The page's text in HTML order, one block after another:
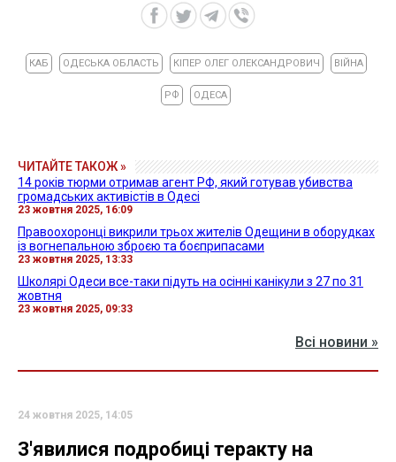
КАБ ОДЕСЬКА ОБЛАСТЬ КІПЕР ОЛЕГ ОЛЕКСАНДРОВИЧ ВІЙНА
РФ ОДЕСА
ЧИТАЙТЕ ТАКОЖ »
14 років тюрми отримав агент РФ, який готував убивства
громадських активістів в Одесі
23 жовтня 2025, 16:09
Правоохоронці викрили трьох жителів Одещини в оборудках
із вогнепальною зброєю та боєприпасами
23 жовтня 2025, 13:33
Школярі Одеси все-таки підуть на осінні канікули з 27 по 31
жовтня
23 жовтня 2025, 09:33
Всі новини »
24 жовтня 2025, 14:05
З'явилися подробиці теракту на